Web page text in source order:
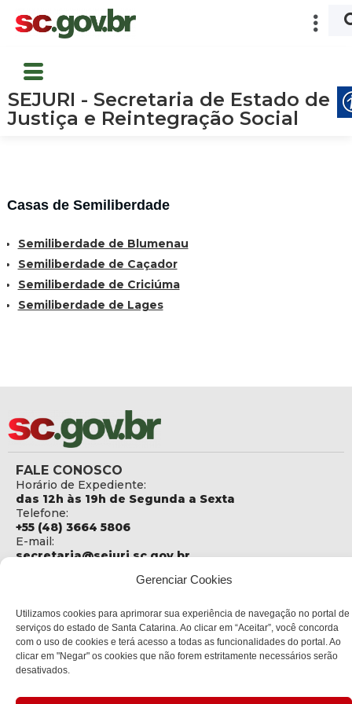
Gerenciar Cookies
Utilizamos cookies para aprimorar sua experiência de navegação no portal de
serviços do estado de Santa Catarina. Ao clicar em “Aceitar”, você concorda
com o uso de cookies e terá acesso a todas as funcionalidades do portal. Ao
clicar em "Negar" os cookies que não forem estritamente necessários serão
desativados.
SEJURI - Secretaria de Estado de
Justiça e Reintegração Social
Casas de Semiliberdade
Semiliberdade de Blumenau
Semiliberdade de Caçador
Semiliberdade de Criciúma
Semiliberdade de Lages
FALE CONOSCO
Horário de Expediente:
das 12h às 19h de Segunda a Sexta
Telefone:
+55 (48) 3664 5806
E-mail:
secretaria@sejuri.sc.gov.br
ENDEREÇO
SEJURI - Secretaria de Estado de Justiça e Reintegração
Social
Rua Fúlvio Aducci, 1214 - Loja 06
Estreito - Florianópolis - SC